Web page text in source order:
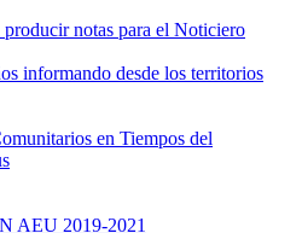
notas para el Noticiero
informando desde los territorios
en Tiempos del
AEU 2019-2021